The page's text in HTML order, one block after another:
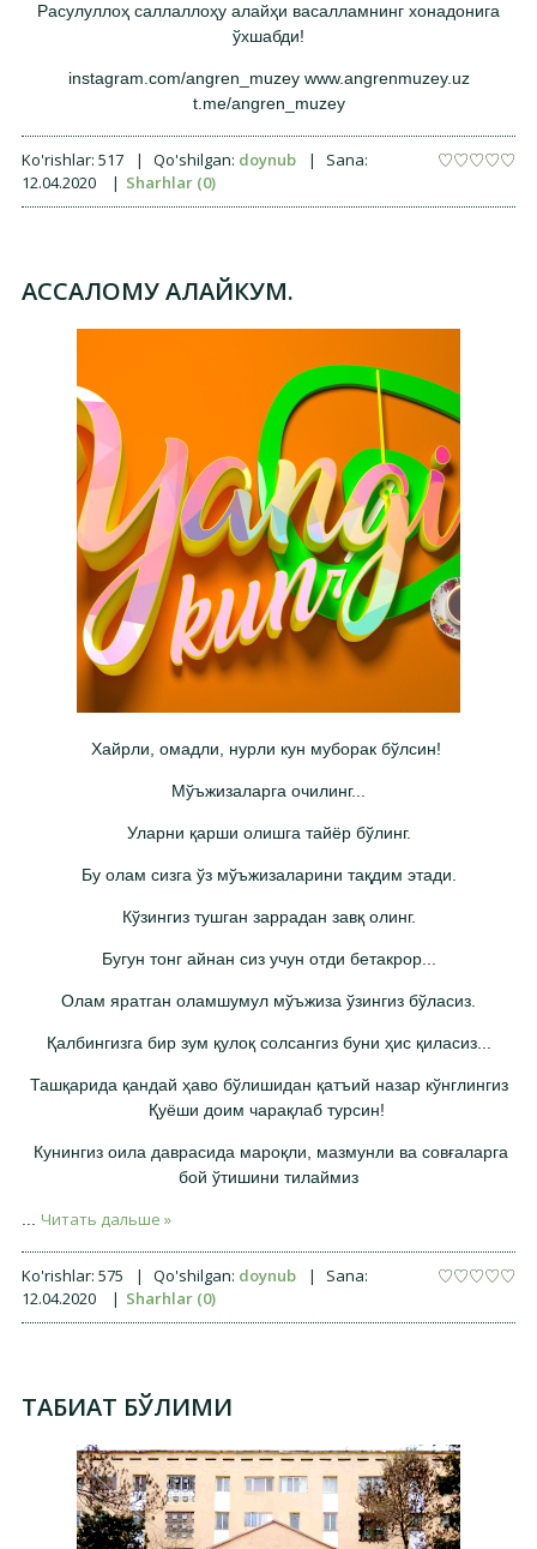
Расулуллоҳ саллаллоҳу алайҳи васалламнинг хонадонига
ўхшабди!
instagram.com/angren_muzey www.angrenmuzey.uz
t.me/angren_muzey
Ko'rishlar: 517 | Qo'shilgan: doynub |
Sana:
12.04.2020
| Sharhlar (0)
АССАЛОМУ АЛАЙКУМ.
Хайрли, омадли, нурли кун муборак бўлсин!
Мўъжизаларга очилинг...
Уларни қарши олишга тайёр бўлинг.
Бу олам сизга ўз мўъжизаларини тақдим этади.
Кўзингиз тушган заррадан завқ олинг.
️Бугун тонг айнан сиз учун отди бетакрор...
Олам яратган оламшумул мўъжиза ўзингиз бўласиз.
Қалбингизга бир зум қулоқ солсангиз буни ҳис қиласиз...
Ташқарида қандай ҳаво бўлишидан қатъий назар кўнглингиз
Қуёши доим чарақлаб турсин!
Кунингиз оила даврасида мароқли, мазмунли ва совғаларга
бой ўтишини тилаймиз
Читать дальше »
Ko'rishlar: 575 | Qo'shilgan: doynub |
Sana:
12.04.2020
| Sharhlar (0)
ТАБИАТ БЎЛИМИ